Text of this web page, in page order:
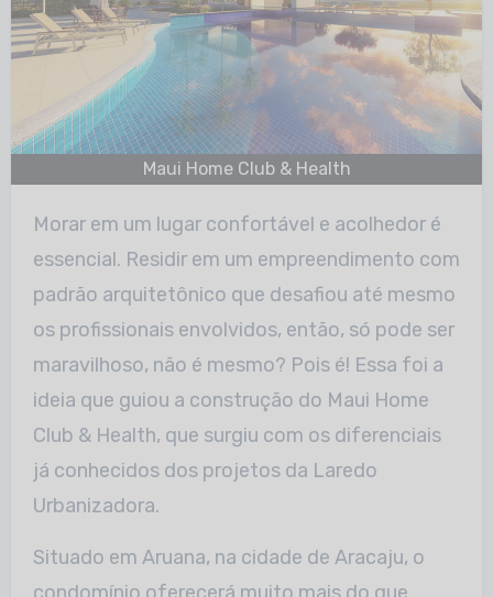
Maui Home Club & Health
Morar em um lugar confortável e acolhedor é
essencial. Residir em um empreendimento com
padrão arquitetônico que desafiou até mesmo
os profissionais envolvidos, então, só pode ser
maravilhoso, não é mesmo? Pois é! Essa foi a
ideia que guiou a construção do Maui Home
Club & Health, que surgiu com os diferenciais
já conhecidos dos projetos da Laredo
Urbanizadora.
Situado em Aruana, na cidade de Aracaju, o